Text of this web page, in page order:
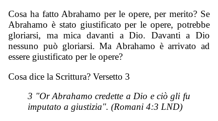
Cosa ha fatto Abrahamo per le opere, per merito? Se
Abrahamo è stato giustificato per le opere, potrebbe
gloriarsi, ma mica davanti a Dio. Davanti a Dio
nessuno può gloriarsi. Ma Abrahamo è arrivato ad
essere giustificato per le opere?
Cosa dice la Scrittura? Versetto 3
3 "Or Abrahamo credette a Dio e ciò gli fu
imputato a giustizia". (Romani 4:3 LND)